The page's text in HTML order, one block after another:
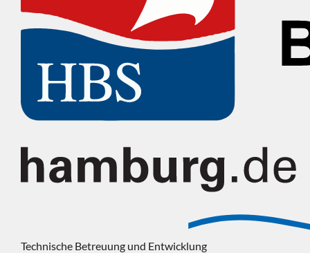
Technische Betreuung und Entwicklung